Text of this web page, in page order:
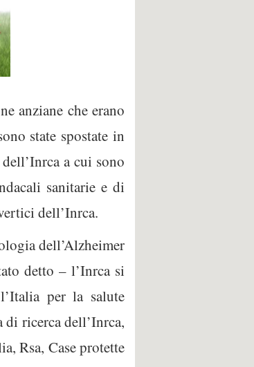
anziane che erano
state spostate in
a cui sono
sanitarie e di
dell’Inrca.
dell’Alzheimer
detto – l’Inrca si
per la salute
ricerca dell’Inrca,
Rsa, Case protette